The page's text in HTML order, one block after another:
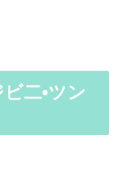
二•ツン